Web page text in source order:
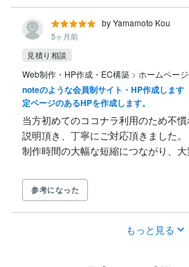
by Yamamoto Kou
5ヶ月前
見積り相談
Web制作・HP作成・EC構築 > ホームペー
noteのような会員制サイト・HP作成します
定ページのあるHPを作成します。
当方初めてのココナラ利用のため不
説明頂き、丁寧にご対応頂きました。
参考になった
もっと見る